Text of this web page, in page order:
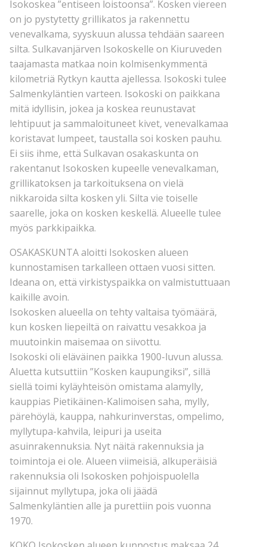
Isokoskea ”entiseen loistoonsa”. Kosken viereen
on jo pystytetty grillikatos ja rakennettu
venevalkama, syyskuun alussa tehdään saareen
silta. Sulkavanjärven Isokoskelle on Kiuruveden
taajamasta matkaa noin kolmisenkymmentä
kilometriä Rytkyn kautta ajellessa. Isokoski tulee
Salmenkyläntien varteen. Isokoski on paikkana
mitä idyllisin, jokea ja koskea reunustavat
lehtipuut ja sammaloituneet kivet, venevalkamaa
koristavat lumpeet, taustalla soi kosken pauhu.
Ei siis ihme, että Sulkavan osakaskunta on
rakentanut Isokosken kupeelle venevalkaman,
grillikatoksen ja tarkoituksena on vielä
nikkaroida silta kosken yli. Silta vie toiselle
saarelle, joka on kosken keskellä. Alueelle tulee
myös parkkipaikka.
OSAKASKUNTA aloitti Isokosken alueen
kunnostamisen tarkalleen ottaen vuosi sitten.
Ideana on, että virkistyspaikka on valmistuttuaan
kaikille avoin.
Isokosken alueella on tehty valtaisa työmäärä,
kun kosken liepeiltä on raivattu vesakkoa ja
muutoinkin maisemaa on siivottu.
Isokoski oli eläväinen paikka 1900-luvun alussa.
Aluetta kutsuttiin ”Kosken kaupungiksi”, sillä
siellä toimi kyläyhteisön omistama alamylly,
kauppias Pietikäinen-Kalimoisen saha, mylly,
pärehöylä, kauppa, nahkurinverstas, ompelimo,
myllytupa-kahvila, leipuri ja useita
asuinrakennuksia. Nyt näitä rakennuksia ja
toimintoja ei ole. Alueen viimeisiä, alkuperäisiä
rakennuksia oli Isokosken pohjoispuolella
sijainnut myllytupa, joka oli jäädä
Salmenkyläntien alle ja purettiin pois vuonna
1970.